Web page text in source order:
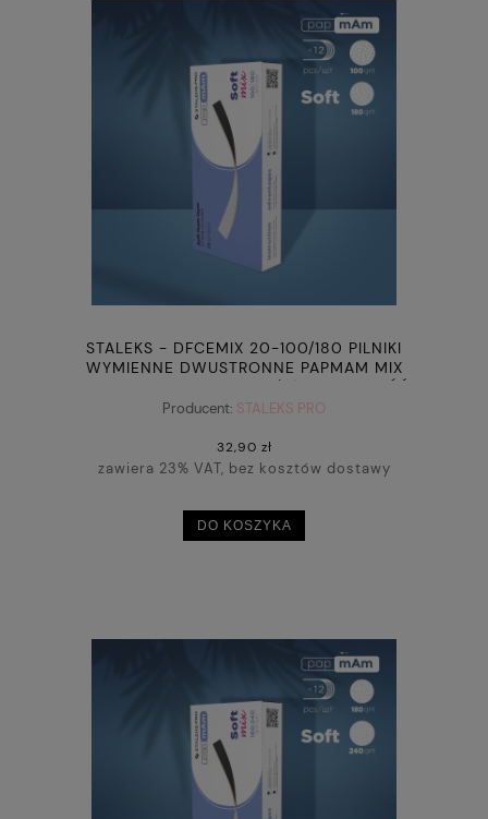
STALEKS - DFCEMIX 20-100/180 PILNIKI
WYMIENNE DWUSTRONNE PAPMAM MIX
100/180 (25 SZT.)
Producent: STALEKS PRO
32,90 zł
zawiera 23% VAT, bez kosztów dostawy
DO KOSZYKA